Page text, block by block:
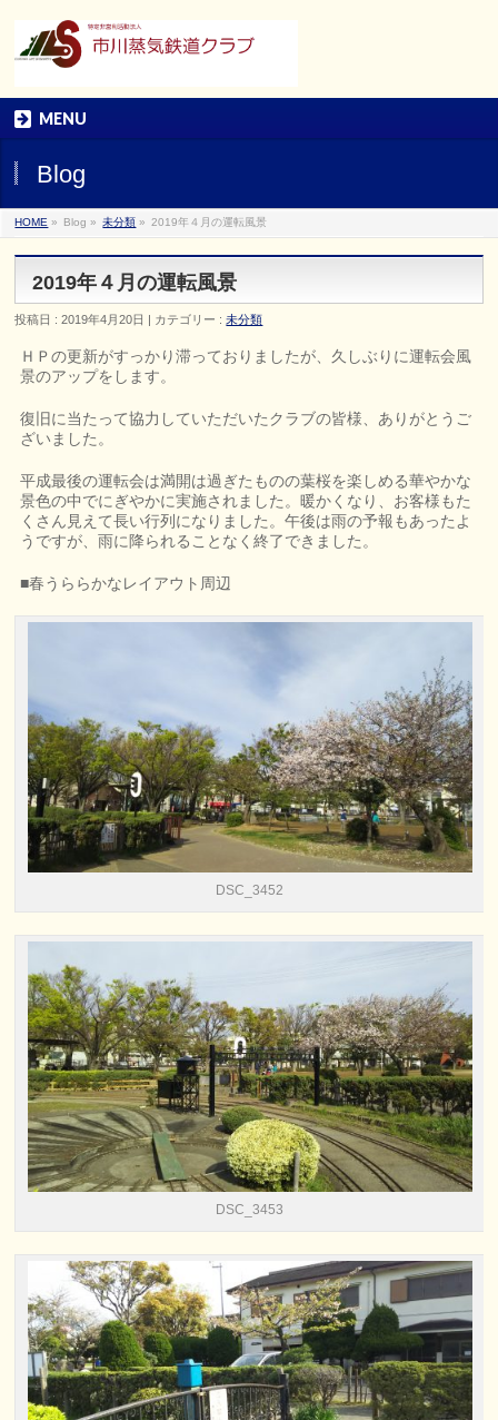
MENU
Blog
HOME » Blog » 未分類 » 2019年４月の運転風景
2019年４月の運転風景
投稿日 : 2019年4月20日 | カテゴリー :未分類
ＨＰの更新がすっかり滞っておりましたが、久しぶりに運転会風
景のアップをします。
復旧に当たって協力していただいたクラブの皆様、ありがとうご
ざいました。
平成最後の運転会は満開は過ぎたものの葉桜を楽しめる華やかな
景色の中でにぎやかに実施されました。暖かくなり、お客様もた
くさん見えて長い行列になりました。午後は雨の予報もあったよ
うですが、雨に降られることなく終了できました。
■春うららかなレイアウト周辺
DSC_3452
DSC_3453